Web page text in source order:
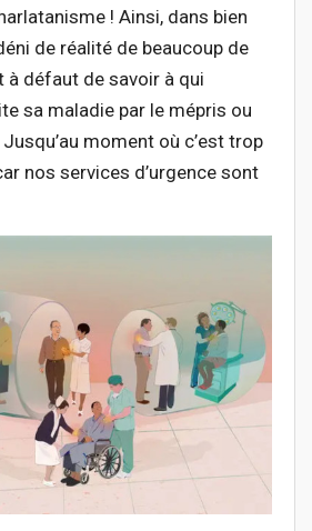
! Ainsi, dans bien
de réalité de beaucoup de
à défaut de savoir à qui
sa maladie par le mépris ou
moment où c’est trop
nos services d’urgence sont